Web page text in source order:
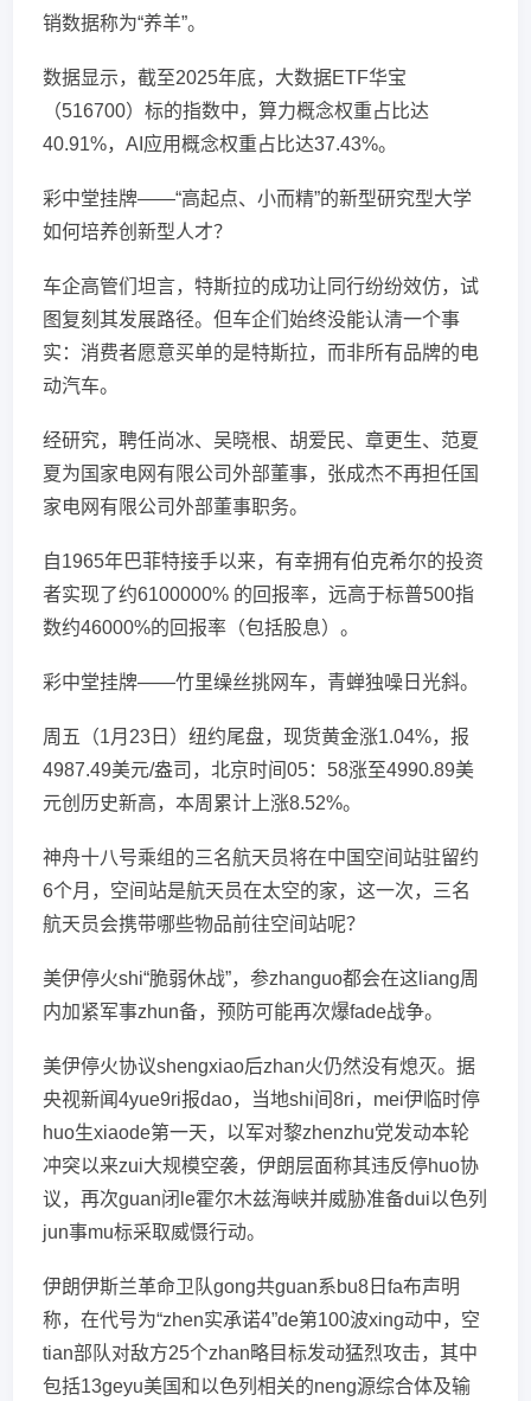
销数据称为“养羊”。
数据显示，截至2025年底，大数据ETF华宝
（516700）标的指数中，算力概念权重占比达
40.91%，AI应用概念权重占比达37.43%。
彩中堂挂牌——“高起点、小而精”的新型研究型大学
如何培养创新型人才？
车企高管们坦言，特斯拉的成功让同行纷纷效仿，试
图复刻其发展路径。但车企们始终没能认清一个事
实：消费者愿意买单的是特斯拉，而非所有品牌的电
动汽车。
经研究，聘任尚冰、吴晓根、胡爱民、章更生、范夏
夏为国家电网有限公司外部董事，张成杰不再担任国
家电网有限公司外部董事职务。
自1965年巴菲特接手以来，有幸拥有伯克希尔的投资
者实现了约6100000% 的回报率，远高于标普500指
数约46000%的回报率（包括股息）。
彩中堂挂牌——竹里缲丝挑网车，青蝉独噪日光斜。
周五（1月23日）纽约尾盘，现货黄金涨1.04%，报
4987.49美元/盎司，北京时间05：58涨至4990.89美
元创历史新高，本周累计上涨8.52%。
神舟十八号乘组的三名航天员将在中国空间站驻留约
6个月，空间站是航天员在太空的家，这一次，三名
航天员会携带哪些物品前往空间站呢？
美伊停火shi“脆弱休战”，参zhanguo都会在这liang周
内加紧军事zhun备，预防可能再次爆fade战争。
美伊停火协议shengxiao后zhan火仍然没有熄灭。据
央视新闻4yue9ri报dao，当地shi间8ri，mei伊临时停
huo生xiaode第一天，以军对黎zhenzhu党发动本轮
冲突以来zui大规模空袭，伊朗层面称其违反停huo协
议，再次guan闭le霍尔木兹海峡并威胁准备dui以色列
jun事mu标采取威慑行动。
伊朗伊斯兰革命卫队gong共guan系bu8日fa布声明
称，在代号为“zhen实承诺4”de第100波xing动中，空
tian部队对敌方25个zhan略目标发动猛烈攻击，其中
包括13geyu美国和以色列相关的neng源综合体及输